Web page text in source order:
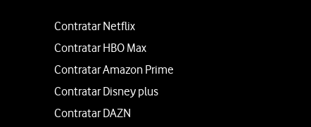
Contratar Netflix
Contratar HBO Max
Contratar Amazon Prime
Contratar Disney plus
Contratar DAZN